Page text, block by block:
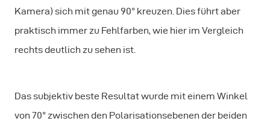
Kamera) sich mit genau 90° kreuzen. Dies führt aber
praktisch immer zu Fehlfarben, wie hier im Vergleich
rechts deutlich zu sehen ist.
Das subjektiv beste Resultat wurde mit einem Winkel
von 70° zwischen den Polarisationsebenen der beiden